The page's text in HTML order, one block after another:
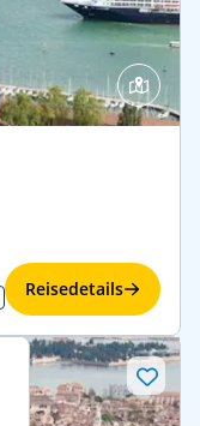
Reisedetails